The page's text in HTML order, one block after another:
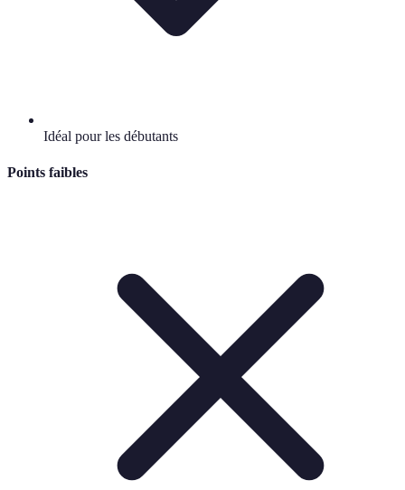
Idéal pour les débutants
Points faibles